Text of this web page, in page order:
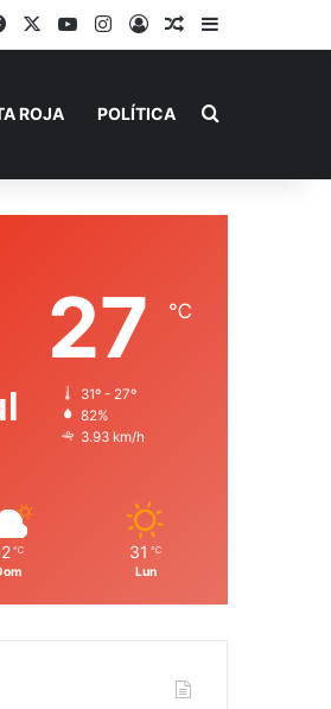
FacebookYouTubeInstagram
AccesoPublicación al
Barra lateral
ROJA POLÍTICA Buscar por
27 ℃
31º - 27º
82%
3.93 km/h
℃ 31 ℃
Lun